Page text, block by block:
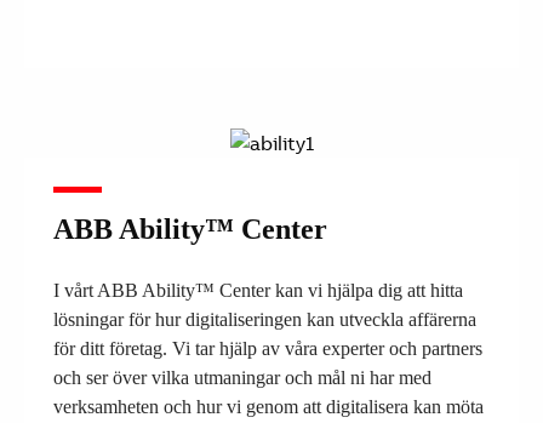
ABB Ability™ Center
I vårt ABB Ability™ Center kan vi hjälpa dig att hitta
lösningar för hur digitaliseringen kan utveckla affärerna
för ditt företag. Vi tar hjälp av våra experter och partners
och ser över vilka utmaningar och mål ni har med
verksamheten och hur vi genom att digitalisera kan möta